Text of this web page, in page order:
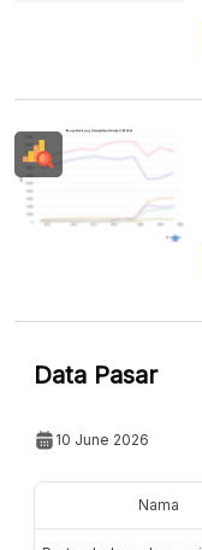
Data Pasar
10 June 2026
Nama